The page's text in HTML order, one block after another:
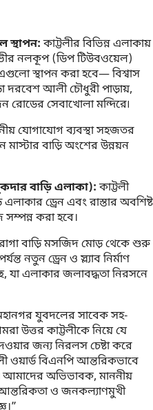
স্থাপন:কাট্টলীর বিভিন্ন এলাকায়
নলকূপ (ডিপ টিউবওয়েল)
স্থাপন করা হবে— বিশ্বাস
দরবেশ আলী চৌধুরী পাড়ায়,
রোডের সেবাখোলা মন্দিরে৷
যোগাযোগ ব্যবস্থা সহজতর
বাড়ি অংশের উন্নয়ন
বাড়ি এলাকা):কাট্টলী
ড্রেন এবং রাস্তার অবশিষ্ট
করা হবে।
বাড়ি মসজিদ মোড় থেকে শুরু
নতুন ড্রেন ও স্ল্যাব নির্মাণ
যা এলাকার জলাবদ্ধতা নিরসনে
মহানগর যুবদলের সাবেক সহ-
উত্তর কাট্টলীকে নিয়ে যে
জন্য নিরলস চেষ্টা করে
ওয়ার্ড বিএনপি আন্তরিকভাবে
আমাদের অভিভাবক, মাননীয়
আন্তরিকতা ও জনকল্যাণমুখী